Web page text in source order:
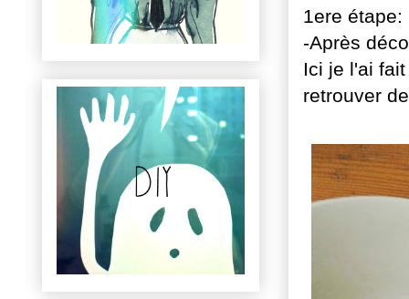
1ere étape:
-Après
Ici je l'ai
retrouver